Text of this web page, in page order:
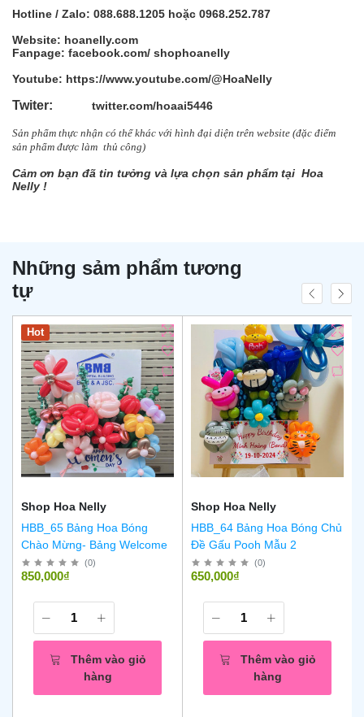
Hotline / Zalo: 088.688.1205 hoặc 0968.252.787
Website: hoanelly.com
Fanpage: facebook.com/ shophoanelly
Youtube: https://www.youtube.com/@HoaNelly
Twiter: twitter.com/hoaai5446
Sản phẩm thực nhận có thể khác với hình đại diện trên website (đặc điểm
sản phẩm được làm thủ công)
Cảm ơn bạn đã tin tưởng và lựa chọn sản phẩm tại Hoa
Nelly !
Những sảm phẩm tương
tự
Hot
Shop Hoa Nelly
HBB_65 Bảng Hoa Bóng
Chào Mừng- Bảng Welcome
(0)
850,000₫
Thêm vào giỏ
hàng
Shop Hoa Nelly
HBB_64 Bảng Hoa Bóng Chủ
Đề Gấu Pooh Mẫu 2
(0)
650,000₫
Thêm vào giỏ
hàng